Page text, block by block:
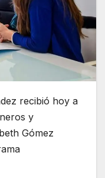
recibió hoy a
y
Gómez